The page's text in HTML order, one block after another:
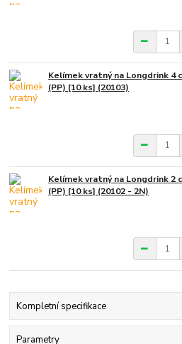
Kelímek vratný na Longdrink 4
(PP) [10 ks] (20103)
Kelímek vratný na Longdrink 2
(PP) [10 ks] (20102 - 2N)
Kompletní specifikace
Parametry